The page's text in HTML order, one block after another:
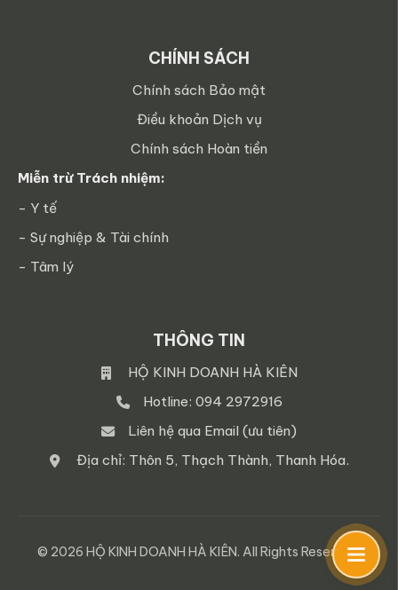
CHÍNH SÁCH
Chính sách Bảo mật
Điều khoản Dịch vụ
Chính sách Hoàn tiền
Miễn trừ Trách nhiệm:
- Y tế
- Sự nghiệp & Tài chính
- Tâm lý
THÔNG TIN
HỘ KINH DOANH HÀ KIÊN
Hotline: 094 2972916
Liên hệ qua Email (ưu tiên)
Địa chỉ: Thôn 5, Thạch Thành, Thanh Hóa.
© 2026 HỘ KINH DOANH HÀ KIÊN. All Rights Reserved.